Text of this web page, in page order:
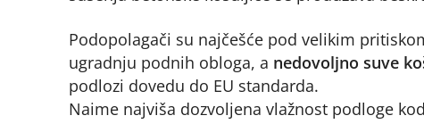
Podopolagači su najčešće pod velikim
ugradnju podnih obloga, a nedovoljno suve
podlozi dovedu do EU standarda.
Naime najviša dozvoljena vlažnost podloge